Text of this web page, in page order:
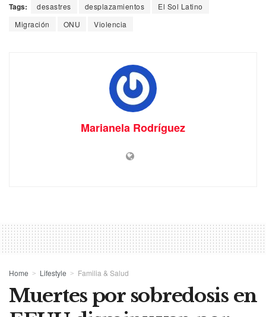
Tags: desastres desplazamientos
El Sol Latino
Migración
ONU Violencia
Marianela Rodríguez
Home Lifestyle Familia & Salud
Muertes por sobredosis en